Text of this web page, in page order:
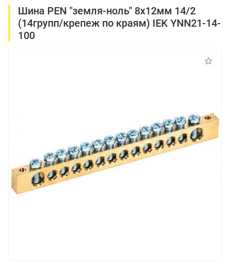
к
а
Шина PEN "земля-ноль" 8х12мм 14/2
(14групп/крепеж по краям) IEK YNN21-14-
100